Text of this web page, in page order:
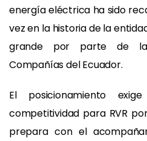
energía eléctrica ha sido
vez en la historia de la
grande por parte de la
Compañías del Ecuador.
El posicionamiento
competitividad para RVR
prepara con el